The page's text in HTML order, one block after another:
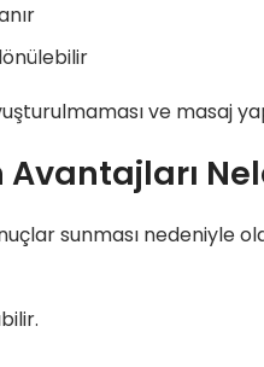
ve masaj
Avantajları
sunması nedeniyle